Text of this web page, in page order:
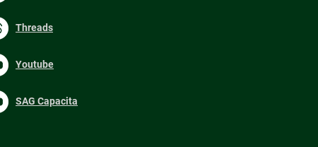
Threads
Youtube
SAG Capacita